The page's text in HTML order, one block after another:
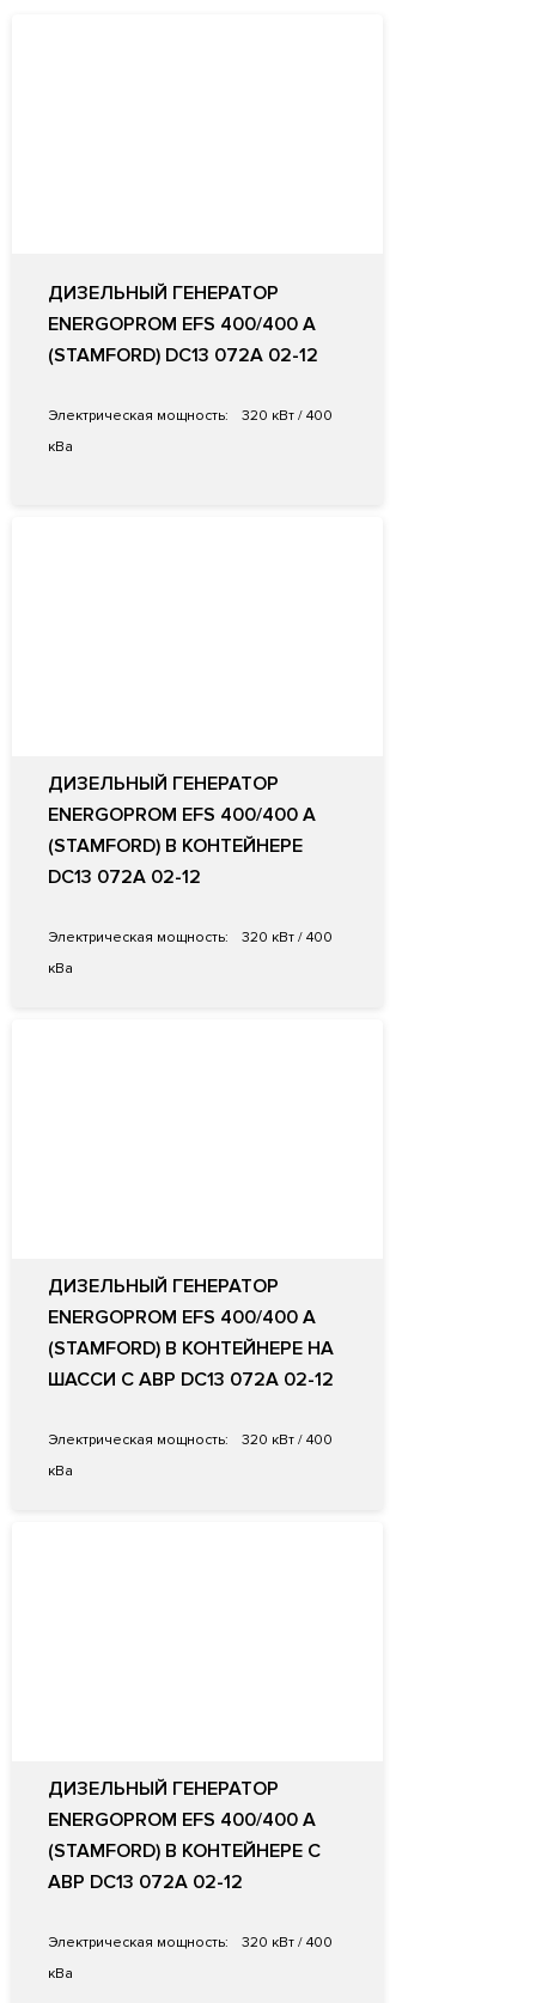
ДИЗЕЛЬНЫЙ ГЕНЕРАТОР
ENERGOPROM EFS 400/400 A
(STAMFORD) DС13 072A 02-12
Электрическая мощность:
320 кВт / 400
кВа
ДИЗЕЛЬНЫЙ ГЕНЕРАТОР
ENERGOPROM EFS 400/400 A
(STAMFORD) В КОНТЕЙНЕРЕ
DС13 072A 02-12
Электрическая мощность:
320 кВт / 400
кВа
ДИЗЕЛЬНЫЙ ГЕНЕРАТОР
ENERGOPROM EFS 400/400 A
(STAMFORD) В КОНТЕЙНЕРЕ НА
ШАССИ С АВР DС13 072A 02-12
Электрическая мощность:
320 кВт / 400
кВа
ДИЗЕЛЬНЫЙ ГЕНЕРАТОР
ENERGOPROM EFS 400/400 A
(STAMFORD) В КОНТЕЙНЕРЕ С
АВР DС13 072A 02-12
Электрическая мощность:
320 кВт / 400
кВа